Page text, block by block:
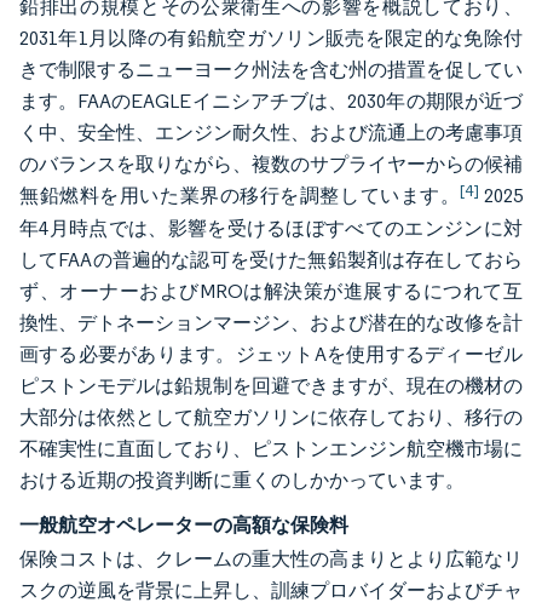
鉛排出の規模とその公衆衛生への影響を概説しており、
2031年1月以降の有鉛航空ガソリン販売を限定的な免除付
きで制限するニューヨーク州法を含む州の措置を促してい
ます。FAAのEAGLEイニシアチブは、2030年の期限が近づ
く中、安全性、エンジン耐久性、および流通上の考慮事項
のバランスを取りながら、複数のサプライヤーからの候補
無鉛燃料を用いた業界の移行を調整しています。[4] 2025
年4月時点では、影響を受けるほぼすべてのエンジンに対
してFAAの普遍的な認可を受けた無鉛製剤は存在しておら
ず、オーナーおよびMROは解決策が進展するにつれて互
換性、デトネーションマージン、および潜在的な改修を計
画する必要があります。ジェットAを使用するディーゼル
ピストンモデルは鉛規制を回避できますが、現在の機材の
大部分は依然として航空ガソリンに依存しており、移行の
不確実性に直面しており、ピストンエンジン航空機市場に
おける近期の投資判断に重くのしかかっています。
一般航空オペレーターの高額な保険料
保険コストは、クレームの重大性の高まりとより広範なリ
スクの逆風を背景に上昇し、訓練プロバイダーおよびチャ